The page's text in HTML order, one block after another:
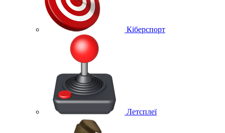
Кіберспорт
Летсплеї